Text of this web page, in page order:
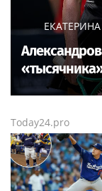
Today24.pro